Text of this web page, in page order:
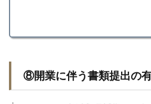
⑧開業に伴う書類提出の